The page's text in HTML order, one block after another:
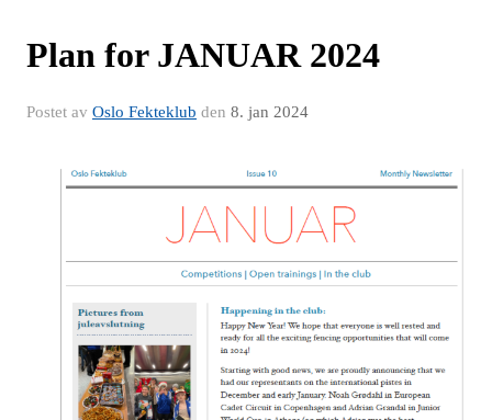
Plan for JANUAR 2024
Postet av Oslo Fekteklub den 8. jan 2024